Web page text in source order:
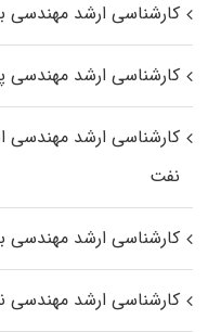
کارشناسی ارشد مهندسی
کارشناسی ارشد مهندسی
کارشناسی ارشد مهندسی
نفت
کارشناسی ارشد مهندسی
کارشناسی ارشد مهندسی